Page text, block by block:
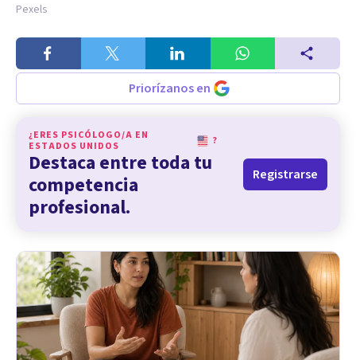
Pexels
Priorízanos en
¿ERES PSICÓLOGO/A EN
ESTADOS UNIDOS
?
Destaca entre toda tu
competencia
profesional.
Registrarse